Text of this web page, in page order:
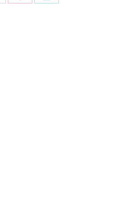
Share
Share